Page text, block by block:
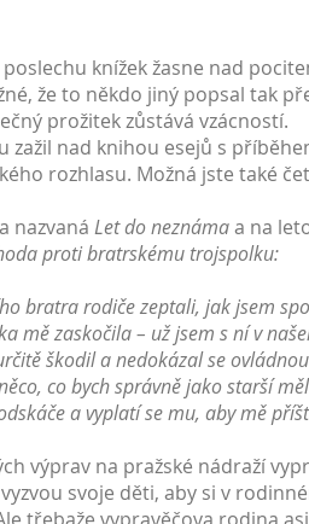
knížek žasne nad
že to někdo jiný popsal tak
prožitek zůstává vzácností.
zažil nad knihou esejů s
rozhlasu. Možná jste také
nazvaná Let do neznámaa na
proti bratrskému trojspolku:
bratra rodiče zeptali, jak jsem
mě zaskočila – už jsem s ní v
škodil a nedokázal se
co bych správně jako starší
a vyplatí se mu, aby mě
výprav na pražské nádraží
svoje děti, aby si v